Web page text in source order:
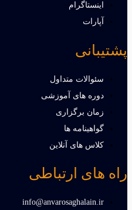
اینستاگرام
آپارات
پشتیبانی
سئوالات متداول
دوره های آموزشی
زمان برگزاری
گواهینامه ها
کلاس های آنلاین
راه های ارتباطی
info@anvarosaghalain.ir​